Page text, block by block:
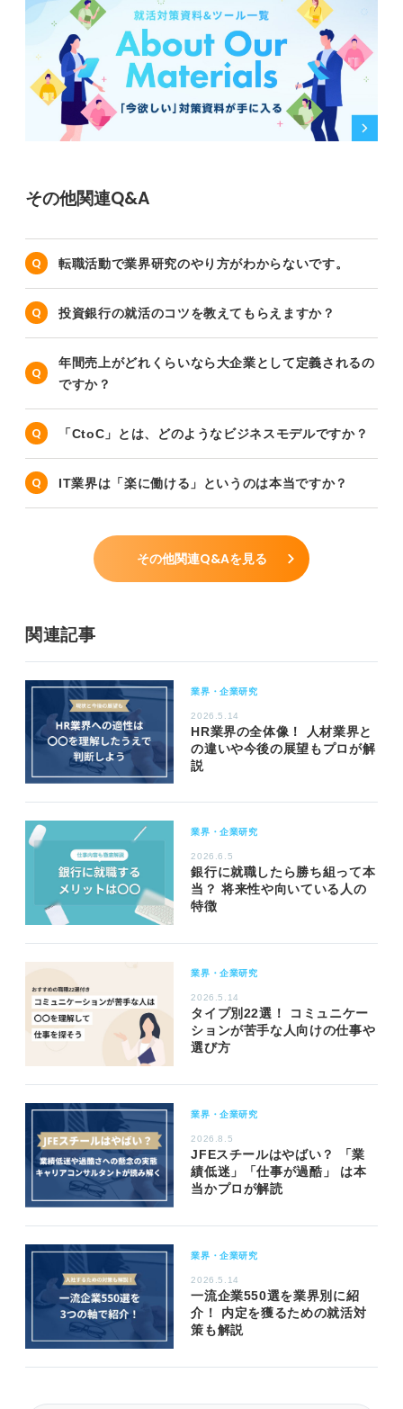
その他関連Q&A
転職活動で業界研究のやり方がわからないです。
投資銀行の就活のコツを教えてもらえますか？
年間売上がどれくらいなら大企業として定義されるの
ですか？
「CtoC」とは、どのようなビジネスモデルですか？
IT業界は「楽に働ける」というのは本当ですか？
その他関連Q&Aを見る
関連記事
業界・企業研究
2026.5.14
HR業界の全体像！ 人材業界と
の違いや今後の展望もプロが解
説
業界・企業研究
2026.6.5
銀行に就職したら勝ち組って本
当？ 将来性や向いている人の
特徴
業界・企業研究
2026.5.14
タイプ別22選！ コミュニケー
ションが苦手な人向けの仕事や
選び方
業界・企業研究
2026.8.5
JFEスチールはやばい？ 「業
績低迷」「仕事が過酷」 は本
当かプロが解読
業界・企業研究
2026.5.14
一流企業550選を業界別に紹
介！ 内定を獲るための就活対
策も解説